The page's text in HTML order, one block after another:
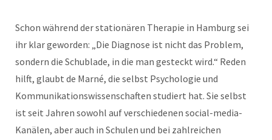
Schon während der stationären Therapie in Hamburg sei
ihr klar geworden: „Die Diagnose ist nicht das Problem,
sondern die Schublade, in die man gesteckt wird.“ Reden
hilft, glaubt de Marné, die selbst Psychologie und
Kommunikationswissenschaften studiert hat. Sie selbst
ist seit Jahren sowohl auf verschiedenen social-media-
Kanälen, aber auch in Schulen und bei zahlreichen